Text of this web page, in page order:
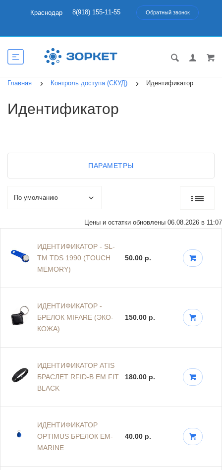
Краснодар 8(918) 155-11-55 Обратный звонок
Главная Контроль доступа (СКУД) Идентификатор
Идентификатор
ПАРАМЕТРЫ
Цены и остатки обновлены 06.08.2026 в 11:07
ИДЕНТИФИКАТОР - SL-
TM TDS 1990 (TOUCH
MEMORY)
50.00 р.
ИДЕНТИФИКАТОР -
БРЕЛОК MIFARE (ЭКО-
КОЖА)
150.00 р.
ИДЕНТИФИКАТОР ATIS
БРАСЛЕТ RFID-B EM FIT
BLACK
180.00 р.
ИДЕНТИФИКАТОР
OPTIMUS БРЕЛОК EM-
MARINE
40.00 р.